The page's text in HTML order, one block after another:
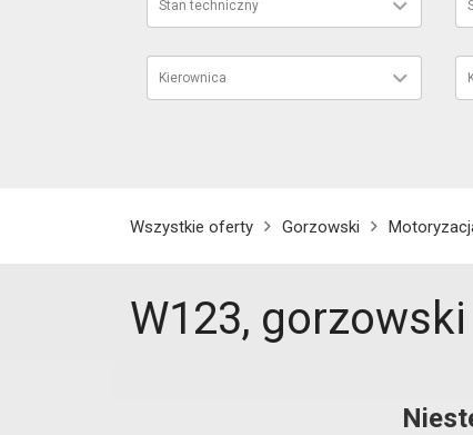
Stan techniczny
Kierownica
Wszystkie oferty Gorzowski
W123, gorzowski